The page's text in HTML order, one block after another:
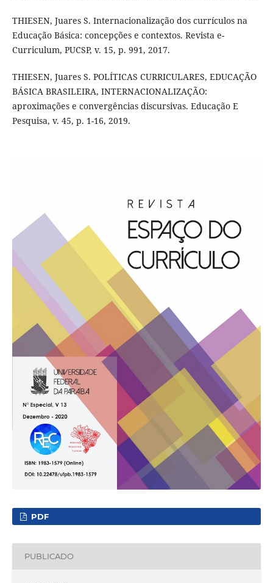
THIESEN, Juares S. Internacionalização dos currículos na
Educação Básica: concepções e contextos. Revista e-
Curriculum, PUCSP, v. 15, p. 991, 2017.
THIESEN, Juares S. POLÍTICAS CURRICULARES, EDUCAÇÃO
BÁSICA BRASILEIRA, INTERNACIONALIZAÇÃO:
aproximações e convergências discursivas. Educação E
Pesquisa, v. 45, p. 1-16, 2019.
PDF
PUBLICADO